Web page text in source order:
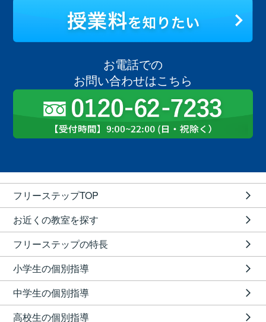
お電話での
お問い合わせはこちら
フリーステップTOP
お近くの教室を探す
フリーステップの特長
小学生の個別指導
中学生の個別指導
高校生の個別指導